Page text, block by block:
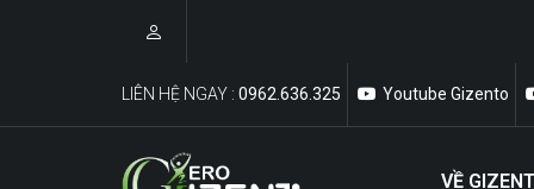
LIÊN HỆ NGAY : 0962.636.325 Youtube Gizento
VỀ